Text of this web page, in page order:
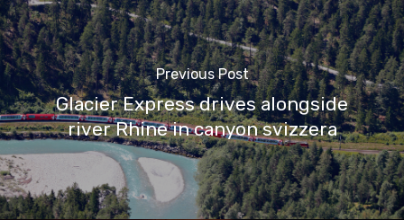
Previous Post
Glacier Express drives alongside
river Rhine in canyon svizzera